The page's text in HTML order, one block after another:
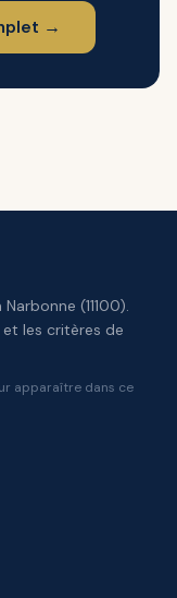
→
(11100).
et les critères de
apparaître dans ce